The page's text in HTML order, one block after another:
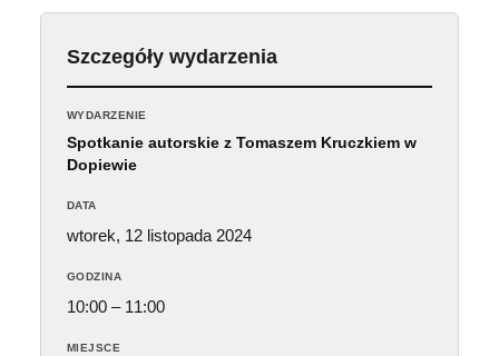
Szczegóły wydarzenia
WYDARZENIE
Spotkanie autorskie z Tomaszem Kruczkiem w
Dopiewie
DATA
wtorek, 12 listopada 2024
GODZINA
10:00 – 11:00
MIEJSCE